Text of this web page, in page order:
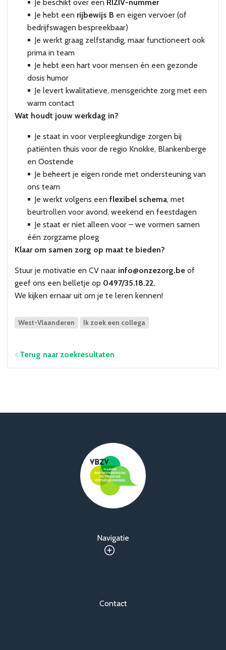
Je beschikt over een RIZIV-nummer
Je hebt een rijbewijs B en eigen vervoer (of
bedrijfswagen bespreekbaar)
Je werkt graag zelfstandig, maar functioneert ook
prima in team
Je hebt een hart voor mensen én een gezonde
dosis humor
Je levert kwalitatieve, mensgerichte zorg met een
warm contact
Wat houdt jouw werkdag in?
Je staat in voor verpleegkundige zorgen bij
patiënten thuis voor de regio Knokke, Blankenberge
en Oostende
Je beheert je eigen ronde met ondersteuning van
ons team
Je werkt volgens een flexibel schema, met
beurtrollen voor avond, weekend en feestdagen
Je staat er niet alleen voor – we vormen samen
één zorgzame ploeg
Klaar om samen zorg op maat te bieden?
Stuur je motivatie en CV naar info@onzezorg.be of
geef ons een belletje op 0497/35.18.22.
We kijken ernaar uit om je te leren kennen!
West-Vlaanderen Ik zoek een collega
Terug naar zoekresultaten
Navigatie
Contact